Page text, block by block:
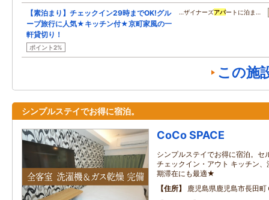
【素泊まり】チェックイン29時までOK!グル
ープ旅行に人気★キッチン付★京町家風の一
軒貸切り！
ポイント2%
…ザイナーズアパートに泊ま…
この施
シンプルステイでお得に宿泊。
CoCo SPACE
シンプルステイでお得に宿泊。セ
チェックイン・アウト キッチン
期滞在にも最適★
住所
鹿児島県鹿児島市長田町